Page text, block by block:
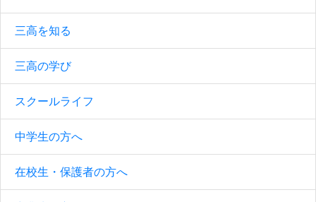
三高を知る
三高の学び
スクールライフ
中学生の方へ
在校生・保護者の方へ